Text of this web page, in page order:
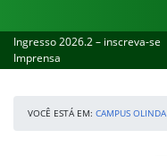
Ingresso 2026.2 – inscreva-se
Imprensa
VOCÊ ESTÁ EM: CAMPUS OLINDA